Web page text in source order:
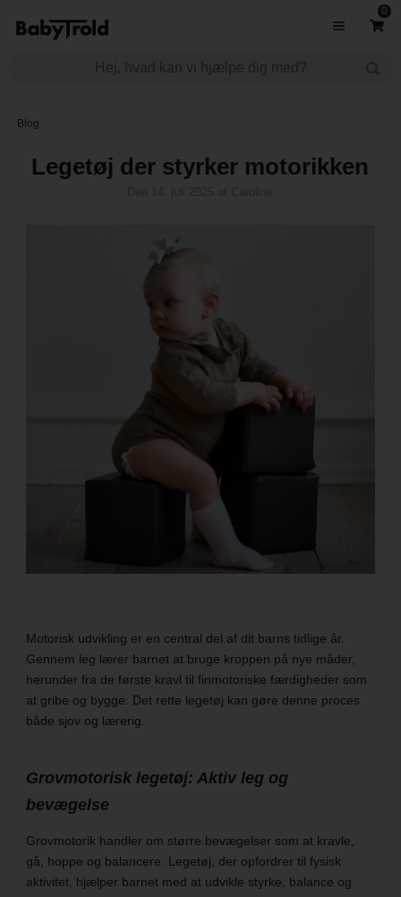
0
Blog
Legetøj der styrker motorikken
Motorisk udvikling er en central del af dit barns tidlige år.
Gennem leg lærer barnet at bruge kroppen på nye måder,
herunder fra de første kravl til finmotoriske færdigheder som
at gribe og bygge. Det rette legetøj kan gøre denne proces
både sjov og lærerig.
Grovmotorisk legetøj: Aktiv leg og
bevægelse
Grovmotorik handler om større bevægelser som at kravle,
gå, hoppe og balancere. Legetøj, der opfordrer til fysisk
aktivitet, hjælper barnet med at udvikle styrke, balance og